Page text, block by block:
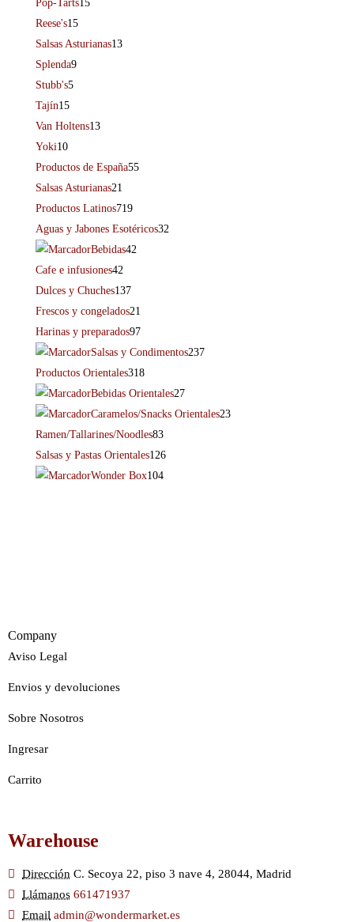
Pop-Tarts 15
Reese's15
Salsas Asturianas13
Splenda9
Stubb's5
Tajín15
Van Holtens13
Yoki10
Productos de España55
Salsas Asturianas21
Productos Latinos719
Aguas y Jabones Esotéricos32
Bebidas42
Cafe e infusiones42
Dulces y Chuches137
Frescos y congelados21
Harinas y preparados97
Salsas y Condimentos237
Productos Orientales318
Bebidas Orientales27
Caramelos/Snacks Orientales23
Ramen/Tallarines/Noodles83
Salsas y Pastas Orientales126
Wonder Box104
Company
Aviso Legal
Envios y devoluciones
Sobre Nosotros
Ingresar
Carrito
Warehouse
Dirección C. Secoya 22, piso 3 nave 4, 28044, Madrid
Llámanos 661471937
Email admin@wondermarket.es